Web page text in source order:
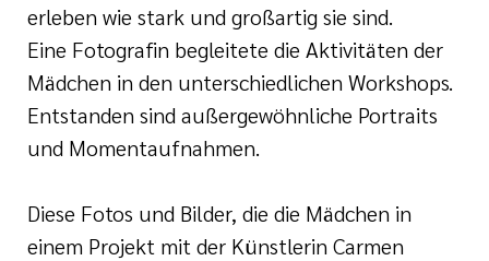
erleben wie stark und großartig sie sind.
Eine Fotografin begleitete die Aktivitäten der
Mädchen in den unterschiedlichen Workshops.
Entstanden sind außergewöhnliche Portraits
und Momentaufnahmen.
Diese Fotos und Bilder, die die Mädchen in
einem Projekt mit der Künstlerin Carmen